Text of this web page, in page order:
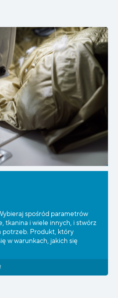
spośród parametrów
tkanina i wiele innych, i stwórz
potrzeb. Produkt, który
w warunkach, jakich się